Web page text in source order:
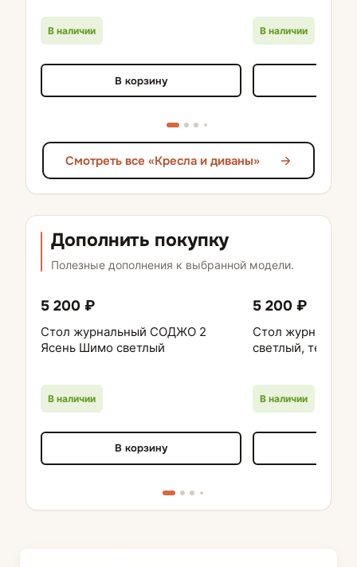
В наличии
В корзину
В наличии
Смотреть все «Кресла и диваны»
Дополнить покупку
Полезные дополнения к выбранной модели.
5 200 ₽
Стол журнальный СОДЖО 2
Ясень Шимо светлый
В наличии
В корзину
5 200 ₽
Стол
светлый, темный
В наличии